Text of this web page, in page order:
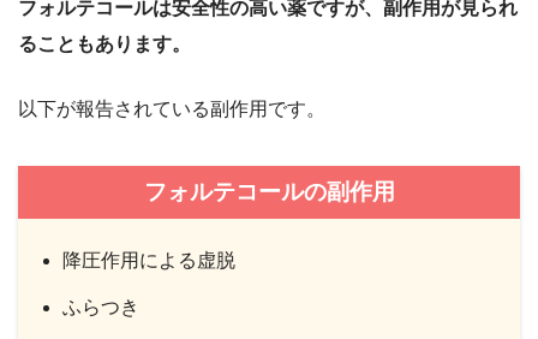
フォルテコールは安全性の高い薬ですが、副作用が見られ
ることもあります。
以下が報告されている副作用です。
フォルテコールの副作用
降圧作用による虚脱
ふらつき